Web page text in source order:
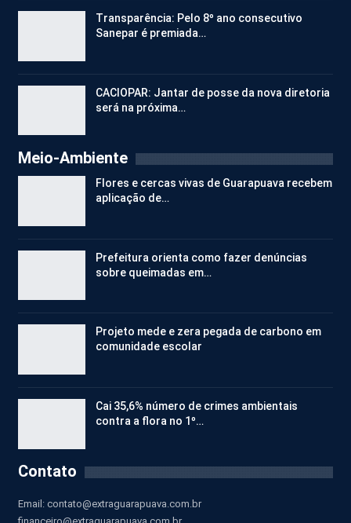
Transparência: Pelo 8º ano consecutivo
Sanepar é premiada…
CACIOPAR: Jantar de posse da nova diretoria
será na próxima…
Meio-Ambiente
Flores e cercas vivas de Guarapuava recebem
aplicação de…
Prefeitura orienta como fazer denúncias
sobre queimadas em…
Projeto mede e zera pegada de carbono em
comunidade escolar
Cai 35,6% número de crimes ambientais
contra a flora no 1º…
Contato
Email: contato@extraguarapuava.com.br